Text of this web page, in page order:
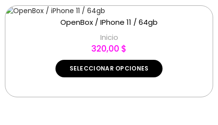
OpenBox / IPhone 11 / 64gb
Inicio
320,00 $
SELECCIONAR OPCIONES